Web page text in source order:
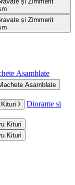
Asamblate
Asamblate
Diorame si
Kituri
Kituri